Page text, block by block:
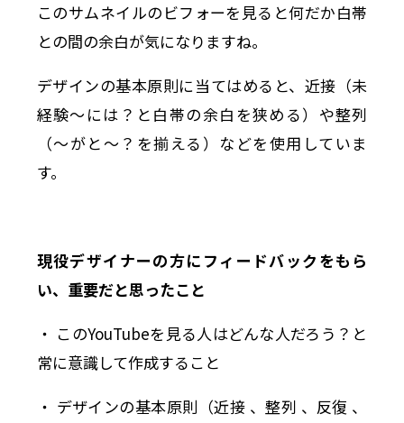
このサムネイルのビフォーを見ると何だか白帯
との間の余白が気になりますね。
デザインの基本原則に当てはめると、近接（未
経験〜には？と白帯の余白を狭める）や整列
（〜がと〜？を揃える）などを使用していま
す。
現役デザイナーの方にフィードバックをもら
い、重要だと思ったこと
・ このYouTubeを見る人はどんな人だろう？と
常に意識して作成すること
・ デザインの基本原則（近接 、整列 、反復 、